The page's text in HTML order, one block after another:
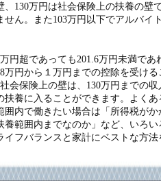
、130万円は社会保険上の扶養の壁
せん。また103万円以下でアルバイ
円超であっても201.6万円未満であ
万円から１万円までの控除を受け
会保険上の壁は、130万円までの
扶養に入ることができます。よく
囲内で働きたい場合は「所得税が
養範囲内までなのか」など、いろ
イフバランスと家計にベストな方